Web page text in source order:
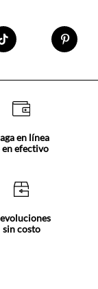
en línea
en efectivo
sin costo